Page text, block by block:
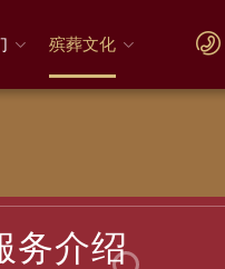
殡葬文化
务介绍